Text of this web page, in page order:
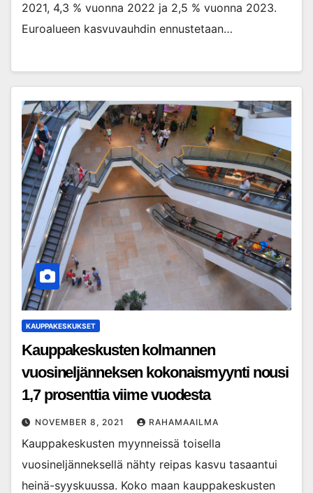
2021, 4,3 % vuonna 2022 ja 2,5 % vuonna 2023.
Euroalueen kasvuvauhdin ennustetaan…
KAUPPAKESKUKSET
Kauppakeskusten kolmannen
vuosineljänneksen kokonaismyynti nousi
1,7 prosenttia viime vuodesta
NOVEMBER 8, 2021 RAHAMAAILMA
Kauppakeskusten myynneissä toisella
vuosineljänneksellä nähty reipas kasvu tasaantui
heinä-syyskuussa. Koko maan kauppakeskusten